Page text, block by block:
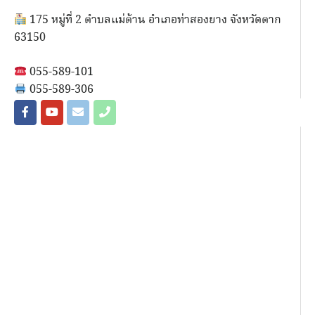
175 หมู่ที่ 2 ตำบลแม่ต้าน อำเภอท่าสองยาง จังหวัดตาก
63150
055-589-101
055-589-306